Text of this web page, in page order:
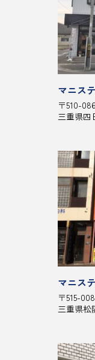
マニス
〒510-
三重県四
マニス
〒515-
三重県松